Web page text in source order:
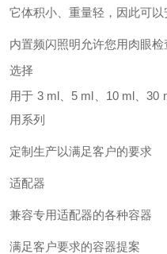
它体积小、重量轻，因此可以
内置频闪照明允许您用肉眼检
选择
用于 3 ml、5 ml、10 ml、30
用系列
定制生产以满足客户的要求
适配器
兼容专用适配器的各种容器
满足客户要求的容器提案